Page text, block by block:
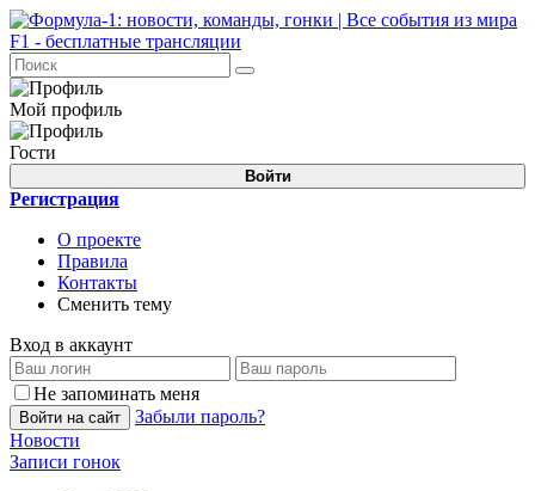
Мой профиль
Гости
Войти
Регистрация
О проекте
Правила
Контакты
Сменить тему
Вход в аккаунт
Не запоминать меня
Войти на сайт
Забыли пароль?
Новости
Записи гонок